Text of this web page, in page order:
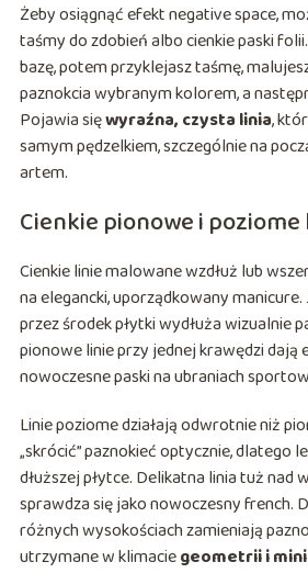
Żeby osiągnąć efekt negative space,
taśmy do zdobień albo cienkie paski
bazę, potem przyklejasz taśmę,
paznokcia wybranym kolorem, a
Pojawia sięwyraźna, czysta linia,
samym pędzelkiem, szczególnie na
artem.
Cienkie pionowe i
Cienkie linie malowane wzdłuż lub
na elegancki, uporządkowany
przez środek płytki wydłuża wizualnie
pionowe linie przy jednej krawędzi
nowoczesne paski na ubraniach
Linie poziome działają odwrotnie niż
„skrócić” paznokieć optycznie, dlatego
dłuższej płytce. Delikatna linia tuż nad
sprawdza się jako nowoczesny french.
różnych wysokościach zamieniają
utrzymane w klimaciegeometrii i